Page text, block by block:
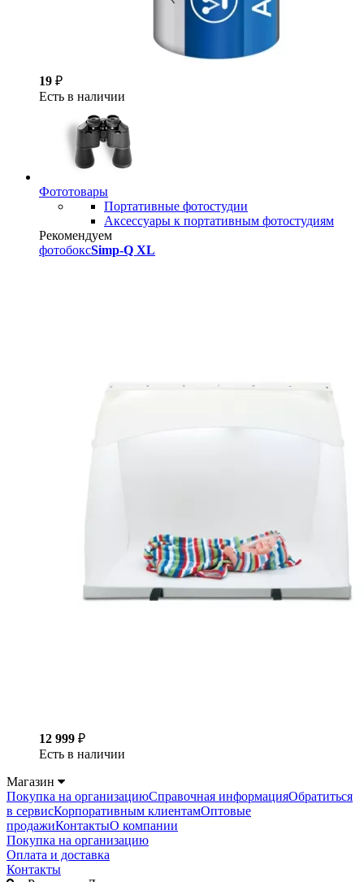
19 ₽
Есть в наличии
Фототовары
Портативные фотостудии
Аксессуары к портативным фотостудиям
Рекомендуем
фотобоксSimp-Q XL
12 999 ₽
Есть в наличии
Магазин
Покупка на организациюСправочная информацияОбратиться
в сервисКорпоративным клиентамОптовые
продажиКонтактыО компании
Покупка на организацию
Оплата и доставка
Контакты